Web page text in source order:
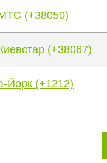
(+38050)
(+38067)
(+1212)